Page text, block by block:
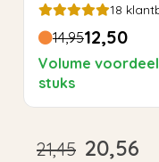
18
14,9512,50
Volume
stuks
21,45 20,56